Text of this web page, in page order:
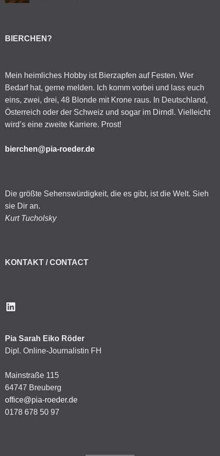
BIERCHEN?
Mein heimliches Hobby ist Bierzapfen auf Festen. Wer
Bedarf hat, gerne melden. Ich komm vorbei und lass euch
eins, zwei, drei, 48 Blonde mit Krone raus. In Deutschland,
Österreich oder der Schweiz und sogar im Dirndl. Vielleicht
wird’s eine zweite Karriere. Prost!
bierchen@pia-roeder.de
Die größte Sehenswürdigkeit, die es gibt, ist die Welt. Sieh
sie Dir an.
Kurt Tucholsky
KONTAKT / CONTACT
LinkedIn
Pia Sarah Eiko Röder
Dipl. Online-Journalistin FH
Mainstraße 115
64747 Breuberg
office@pia-roeder.de
0178 678 50 97